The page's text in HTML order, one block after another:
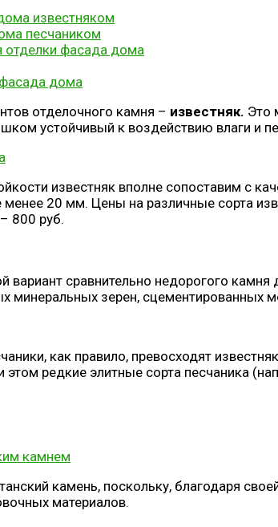
отделочного камня – известняк. Это
устойчивый к воздействию влаги и
известняк вполне сопоставим с
20 мм. Цены на различные сорта
800 руб.
вариант сравнительно недорогого
минеральных зерен, сцементированных
как правило, превосходят
этом редкие элитные сорта песчаника
камень, поскольку, благодаря
материалов.